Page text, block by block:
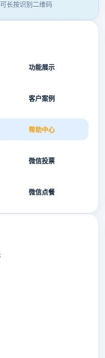
长按识别二维码
功能展示
客户案例
帮助中心
微信投票
微信点餐